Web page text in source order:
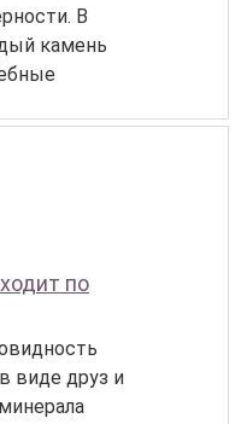
В
камень
по
виде друз и